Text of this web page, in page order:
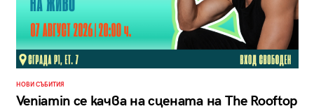
НОВИ СЪБИТИЯ
Veniamin се качва на сцената на The Rooftop